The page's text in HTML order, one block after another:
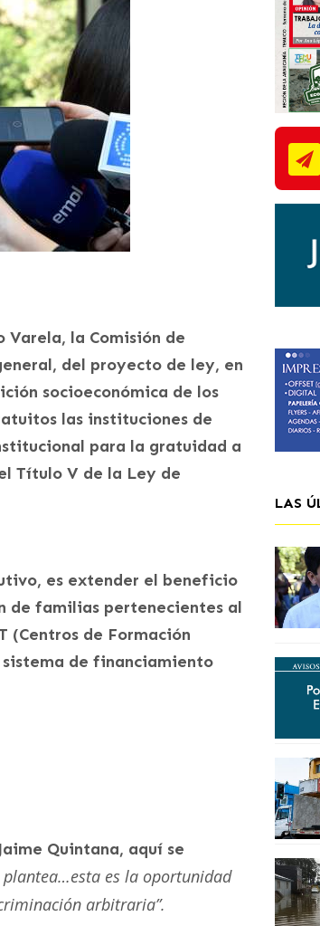
Varela, la Comisión de
del proyecto de ley, en
socioeconómica de los
las instituciones de
para la gratuidad a
Título V de la Ley de
es extender el beneficio
de familias pertenecientes al
(Centros de Formación
de financiamiento
Quintana, aquí se
plantea…esta es la oportunidad
arbitraria”.
LAS